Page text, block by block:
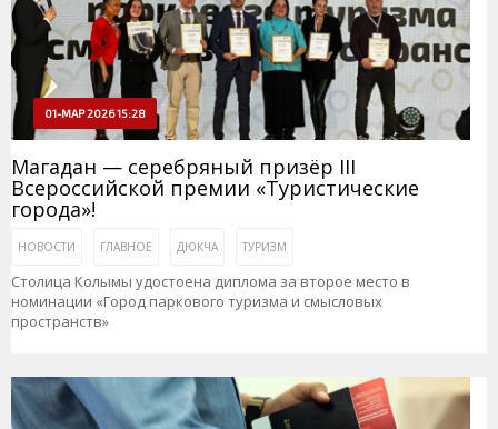
01-МАР 2026 15:28
Магадан — серебряный призёр III
Всероссийской премии «Туристические
города»!
НОВОСТИ ГЛАВНОЕ ДЮКЧА ТУРИЗМ
Столица Колымы удостоена диплома за второе место в
номинации «Город паркового туризма и смысловых
пространств»